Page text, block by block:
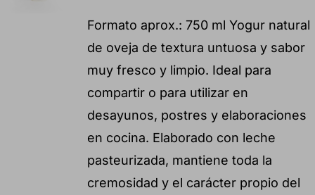
Formato aprox.: 750 ml Yogur natural
de oveja de textura untuosa y sabor
muy fresco y limpio. Ideal para
compartir o para utilizar en
desayunos, postres y elaboraciones
en cocina. Elaborado con leche
pasteurizada, mantiene toda la
cremosidad y el carácter propio del